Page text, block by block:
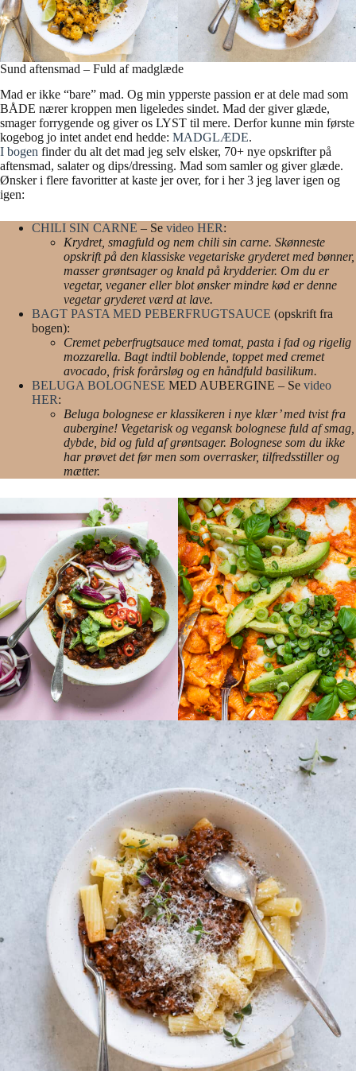
Sund aftensmad – Fuld af madglæde
Mad er ikke “bare” mad. Og min ypperste passion er at dele mad som
BÅDE nærer kroppen men ligeledes sindet. Mad der giver glæde,
smager forrygende og giver os LYST til mere. Derfor kunne min første
kogebog jo intet andet end hedde: MADGLÆDE.
I bogen finder du alt det mad jeg selv elsker, 70+ nye opskrifter på
aftensmad, salater og dips/dressing. Mad som samler og giver glæde.
Ønsker i flere favoritter at kaste jer over, for i her 3 jeg laver igen og
igen:
CHILI SIN CARNE – Se video HER:
Krydret, smagfuld og nem chili sin carne. Skønneste
opskrift på den klassiske vegetariske gryderet med bønner,
masser grøntsager og knald på krydderier. Om du er
vegetar, veganer eller blot ønsker mindre kød er denne
vegetar gryderet værd at lave.
BAGT PASTA MED PEBERFRUGTSAUCE (opskrift fra
bogen):
Cremet peberfrugtsauce med tomat, pasta i fad og rigelig
mozzarella. Bagt indtil boblende, toppet med cremet
avocado, frisk forårsløg og en håndfuld basilikum.
BELUGA BOLOGNESE MED AUBERGINE – Se video
HER:
Beluga bolognese er klassikeren i nye klær’ med tvist fra
aubergine! Vegetarisk og vegansk bolognese fuld af smag,
dybde, bid og fuld af grøntsager. Bolognese som du ikke
har prøvet det før men som overrasker, tilfredsstiller og
mætter.